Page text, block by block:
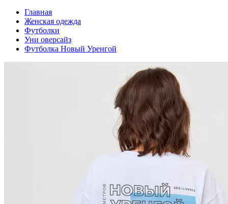
Главная
Женская одежда
Футболки
Уни оверсайз
Футболка Новый Уренгой